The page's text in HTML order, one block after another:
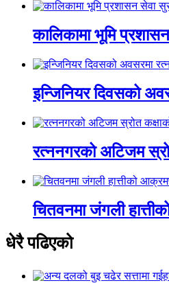
कालिकामा भूमि
इन्जिनियर दिवसको
रत्ननगरको अटिजम
चितवनमा जंगली
धेरै पढिएको